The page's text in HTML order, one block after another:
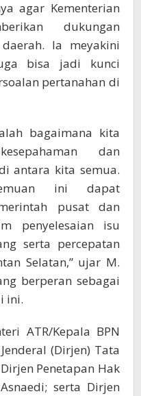
agar Kementerian
dukungan
Ia meyakini
bisa jadi kunci
pertanahan di
bagaimana kita
dan
antara kita semua.
ini dapat
pusat dan
penyelesaian isu
serta percepatan
Selatan,” ujar M.
berperan sebagai
ini.
ATR/Kepala BPN
(Dirjen) Tata
Penetapan Hak
serta Dirjen